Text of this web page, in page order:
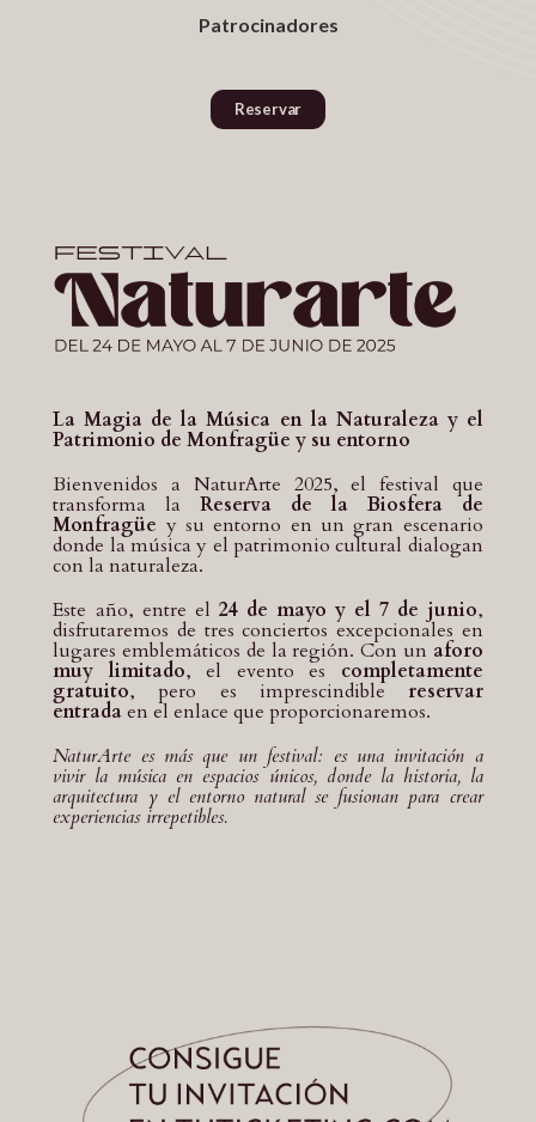
Patrocinadores
Reservar
La Magia de la Música en la Naturaleza y el
Patrimonio de Monfragüe y su entorno
Bienvenidos a NaturArte 2025, el festival que
transforma laReserva de la Biosfera de
Monfragüe y su entorno en un gran escenario
donde la música y el patrimonio cultural dialogan
con la naturaleza.
Este año, entre el 24 de mayo y el 7 de junio,
disfrutaremos de tres conciertos excepcionales en
lugares emblemáticos de la región. Con un aforo
muy limitado, el evento es completamente
gratuito, pero es imprescindiblereservar
entradaen el enlace que proporcionaremos.
NaturArte es más que un festival: es una invitación a
vivir la música en espacios únicos, donde la historia, la
arquitectura y el entorno natural se fusionan para crear
experiencias irrepetibles.